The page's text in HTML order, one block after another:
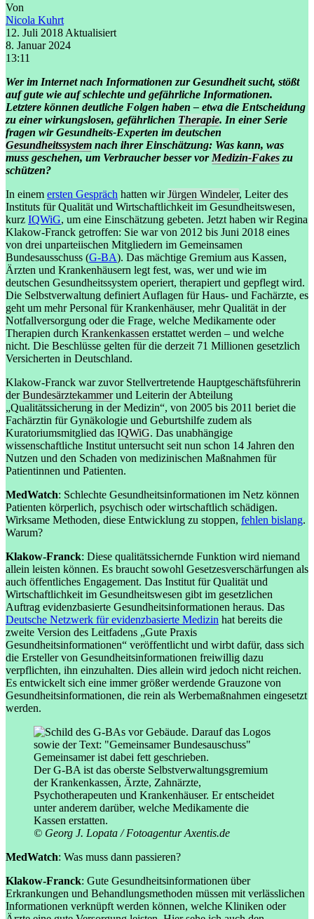
Von
Nicola Kuhrt
12. Juli 2018 Aktualisiert
8. Januar 2024
13:11
Wer im Internet nach Informationen zur Gesundheit sucht, stößt
auf gute wie auf schlechte und gefährliche Informationen.
Letztere können deutliche Folgen haben – etwa die Entscheidung
zu einer wirkungslosen, gefährlichen Therapie. In einer Serie
fragen wir Gesundheits-Experten im deutschen
Gesundheitssystem nach ihrer Einschätzung: Was kann, was
muss geschehen, um Verbraucher besser vor Medizin-Fakes zu
schützen?
In einem ersten Gespräch hatten wirJürgen Windeler, Leiter des
Instituts für Qualität und Wirtschaftlichkeit im Gesundheitswesen,
kurz IQWiG, um eine Einschätzung gebeten. Jetzt haben wir Regina
Klakow-Franck getroffen: Sie war von 2012 bis Juni 2018 eines
von drei unparteiischen Mitgliedern im Gemeinsamen
Bundesausschuss (G-BA). Das mächtige Gremium aus Kassen,
Ärzten und Krankenhäusern legt fest, was, wer und wie im
deutschen Gesundheitssystem operiert, therapiert und gepflegt wird.
Die Selbstverwaltung definiert Auflagen für Haus- und Fachärzte, es
geht um mehr Personal für Krankenhäuser, mehr Qualität in der
Notfallversorgung oder die Frage, welche Medikamente oder
Therapien durch Krankenkassen erstattet werden – und welche
nicht. Die Beschlüsse gelten für die derzeit 71 Millionen gesetzlich
Versicherten in Deutschland.
Klakow-Franck war zuvor Stellvertretende Hauptgeschäftsführerin
derBundesärztekammerund Leiterin der Abteilung
„Qualitätssicherung in der Medizin“, von 2005 bis 2011 beriet die
Fachärztin für Gynäkologie und Geburtshilfe zudem als
Kuratoriumsmitglied das IQWiG. Das unabhängige
wissenschaftliche Institut untersucht seit nun schon 14 Jahren den
Nutzen und den Schaden von medizinischen Maßnahmen für
Patientinnen und Patienten.
MedWatch: Schlechte Gesundheitsinformationen im Netz können
Patienten körperlich, psychisch oder wirtschaftlich schädigen.
Wirksame Methoden, diese Entwicklung zu stoppen, fehlen bislang.
Warum?
Klakow-Franck: Diese qualitätssichernde Funktion wird niemand
allein leisten können. Es braucht sowohl Gesetzesverschärfungen als
auch öffentliches Engagement. Das Institut für Qualität und
Wirtschaftlichkeit im Gesundheitswesen gibt im gesetzlichen
Auftrag evidenzbasierte Gesundheitsinformationen heraus. Das
Deutsche Netzwerk für evidenzbasierte Medizin hat bereits die
zweite Version des Leitfadens „Gute Praxis
Gesundheitsinformationen“ veröffentlicht und wirbt dafür, dass sich
die Ersteller von Gesundheitsinformationen freiwillig dazu
verpflichten, ihn einzuhalten. Dies allein wird jedoch nicht reichen.
Es entwickelt sich eine immer größer werdende Grauzone von
Gesundheitsinformationen, die rein als Werbemaßnahmen eingesetzt
werden.
Der G-BA ist das oberste Selbstverwaltungsgremium
der Krankenkassen, Ärzte, Zahnärzte,
Psychotherapeuten und Krankenhäuser. Er entscheidet
unter anderem darüber, welche Medikamente die
Kassen erstatten.
© Georg J. Lopata / Fotoagentur Axentis.de
MedWatch: Was muss dann passieren?
Klakow-Franck: Gute Gesundheitsinformationen über
Erkrankungen und Behandlungsmethoden müssen mit verlässlichen
Informationen verknüpft werden können, welche Kliniken oder